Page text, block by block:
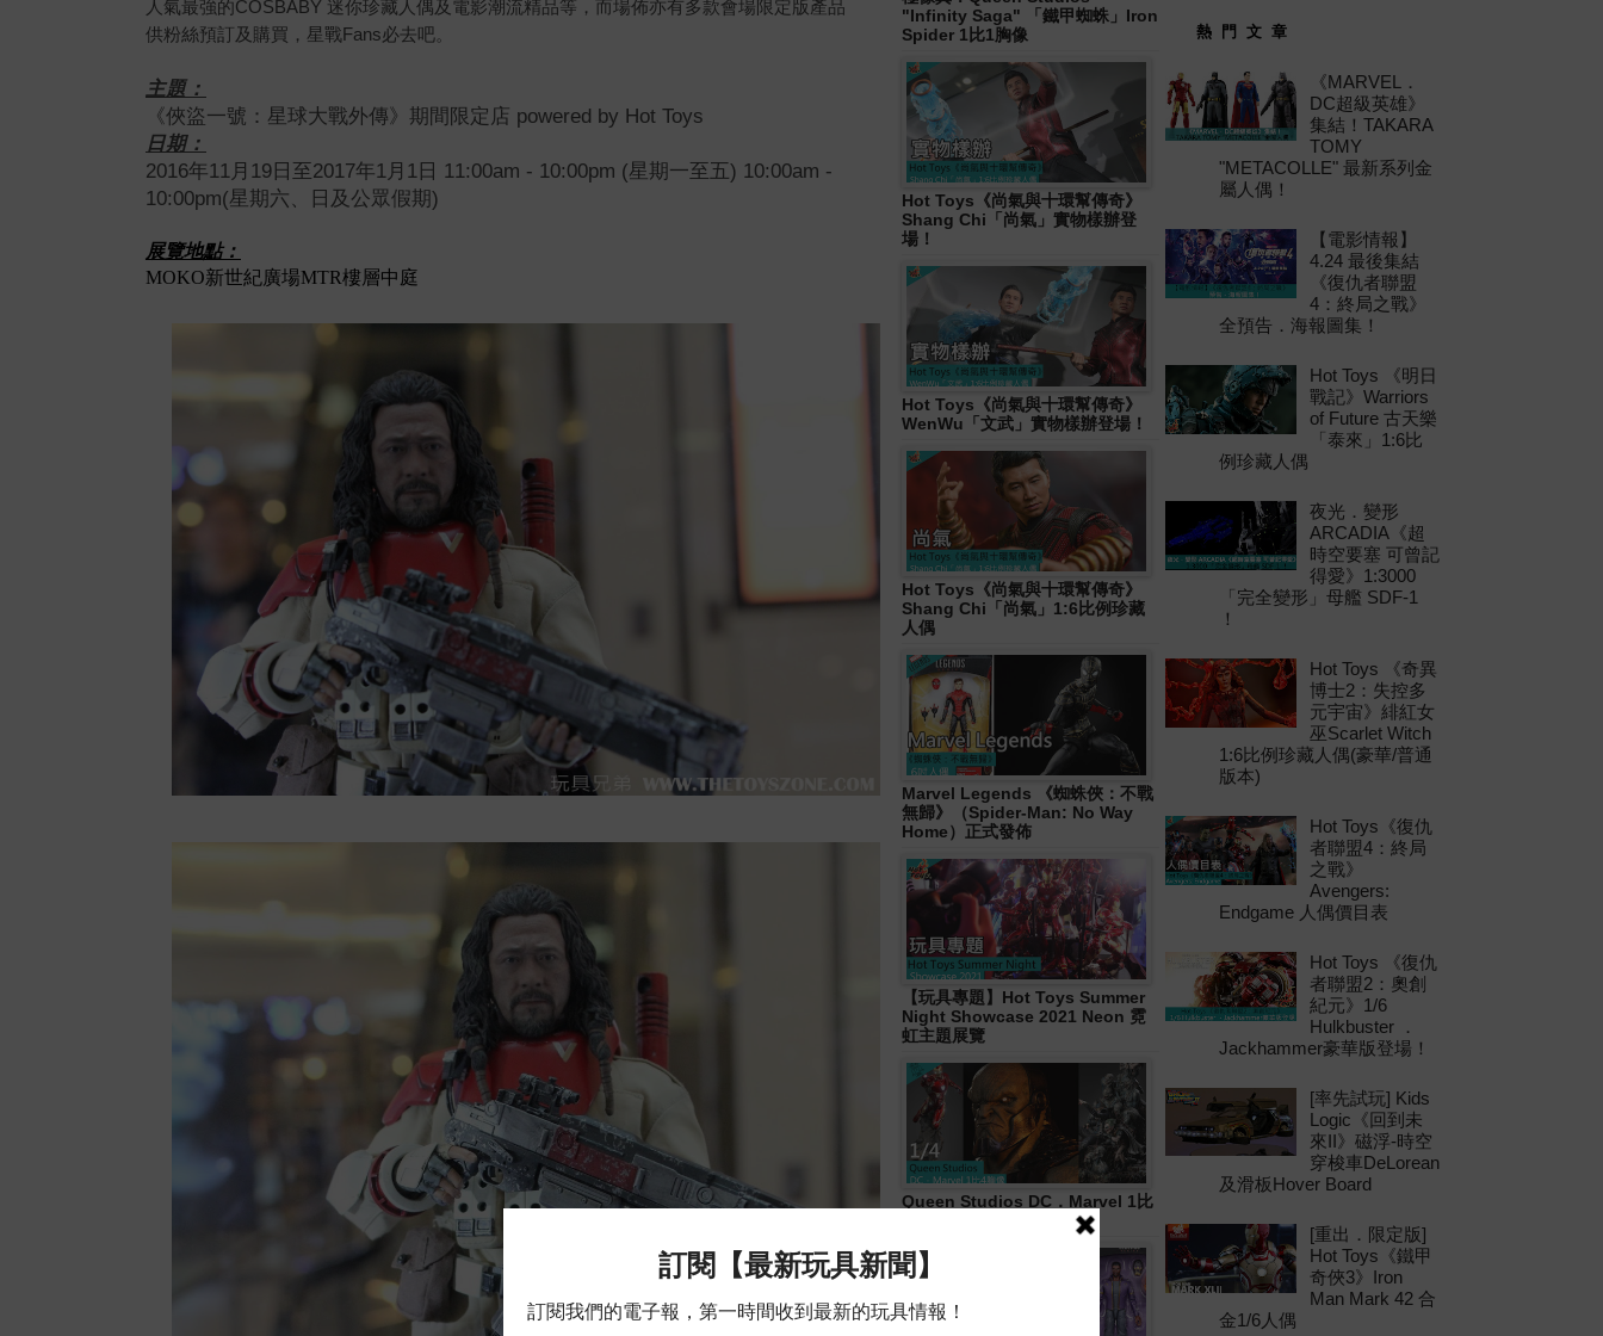
人氣最強的COSBABY 迷你珍藏人偶及電影潮流精品等，而場佈亦有多款會場限定版產品
供粉絲預訂及購買，星戰Fans必去吧。
主題：
《俠盜一號：星球大戰外傳》期間限定店 powered by Hot Toys
日期：
2016年11月19日至2017年1月1日 11:00am - 10:00pm (星期一至五) 10:00am -
10:00pm(星期六、日及公眾假期)
展覽地點：
MOKO新世紀廣場MTR樓層中庭
"Infinity Saga" 「鐵甲蜘蛛」Iron
Spider 1比1胸像
Hot Toys《尚氣與十環幫傳奇》
Shang Chi「尚氣」實物樣辦登
場！
Hot Toys《尚氣與十環幫傳奇》
WenWu「文武」實物樣辦登場！
Hot Toys《尚氣與十環幫傳奇》
Shang Chi「尚氣」1:6比例珍藏
人偶
Marvel Legends 《蜘蛛俠：不戰
無歸》（Spider-Man: No Way
Home）正式發佈
【玩具專題】Hot Toys Summer
Night Showcase 2021 Neon 霓
虹主題展覽
Queen Studios DC．Marvel 1比
熱 門 文 章
《MARVEL．
DC超級英雄》
集結！TAKARA
TOMY
"METACOLLE" 最新系列金
屬人偶！
【電影情報】
4.24 最後集結
《復仇者聯盟
4：終局之戰》
全預告．海報圖集！
Hot Toys 《明日
戰記》Warriors
of Future 古天樂
「泰來」1:6比
例珍藏人偶
夜光．變形
ARCADIA《超
時空要塞 可曾記
得愛》1:3000
「完全變形」母艦 SDF-1
！
Hot Toys 《奇異
博士2：失控多
元宇宙》緋紅女
巫Scarlet Witch
1:6比例珍藏人偶(豪華/普通
版本)
Hot Toys《復仇
者聯盟4：終局
之戰》
Avengers:
Endgame 人偶價目表
Hot Toys 《復仇
者聯盟2：奧創
紀元》1/6
Hulkbuster ．
Jackhammer豪華版登場！
[率先試玩] Kids
Logic《回到未
來II》磁浮-時空
穿梭車DeLorean
及滑板Hover Board
[重出．限定版]
Hot Toys《鐵甲
奇俠3》Iron
Man Mark 42 合
金1/6人偶